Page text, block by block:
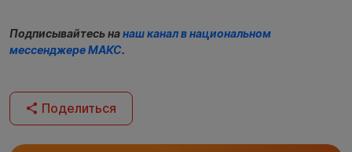
Подписывайтесь нанаш канал в национальном
мессенджере МАКС.
Поделиться